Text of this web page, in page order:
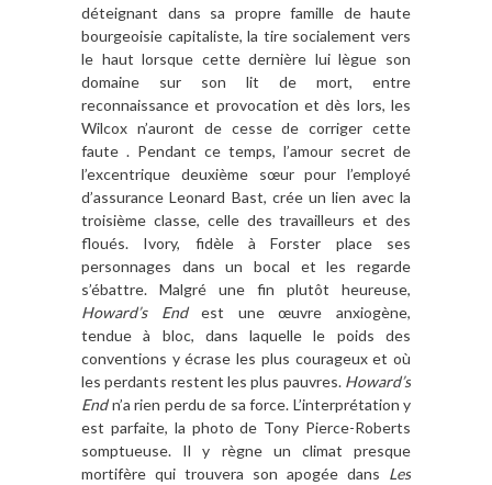
déteignant dans sa propre famille de haute
bourgeoisie capitaliste, la tire socialement vers
le haut lorsque cette dernière lui lègue son
domaine sur son lit de mort, entre
reconnaissance et provocation et dès lors, les
Wilcox n’auront de cesse de corriger cette
faute . Pendant ce temps, l’amour secret de
l’excentrique deuxième sœur pour l’employé
d’assurance Leonard Bast, crée un lien avec la
troisième classe, celle des travailleurs et des
floués. Ivory, fidèle à Forster place ses
personnages dans un bocal et les regarde
s’ébattre. Malgré une fin plutôt heureuse,
Howard’s Endest une œuvre anxiogène,
tendue à bloc, dans laquelle le poids des
conventions y écrase les plus courageux et où
les perdants restent les plus pauvres. Howard’s
Endn’a rien perdu de sa force. L’interprétation y
est parfaite, la photo de Tony Pierce-Roberts
somptueuse. Il y règne un climat presque
mortifère qui trouvera son apogée dans Les